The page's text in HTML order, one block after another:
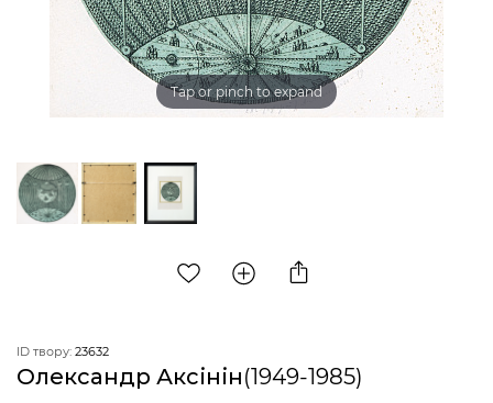
Tap or pinch to expand
ID твору: 23632
Олександр Аксінін(1949-1985)